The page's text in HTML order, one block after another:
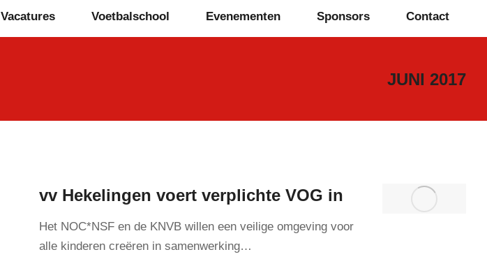
Vacatures Voetbalschool Evenementen Sponsors Contact
JUNI 2017
vv Hekelingen voert verplichte VOG in
Het NOC*NSF en de KNVB willen een veilige omgeving voor
alle kinderen creëren in samenwerking…